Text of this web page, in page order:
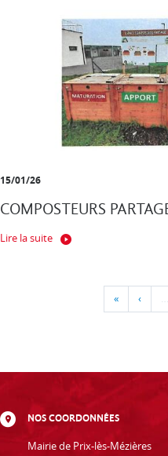
15/01/26
COMPOSTEURS
Lire la suite
« ‹ …
NOS COORDONNÉES
Mairie de Prix-lès-Mézières